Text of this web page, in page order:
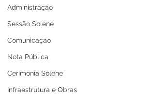
Administração
Sessão Solene
Comunicação
Nota Pública
Cerimônia Solene
Infraestrutura e Obras